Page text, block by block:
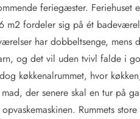
feriegæster.
m2 fordeler sig på ét
har dobbeltsenge,
og det vil uden tvivl falde i
køkkenalrummet, hvor
der senere skal en tur på
Rummets